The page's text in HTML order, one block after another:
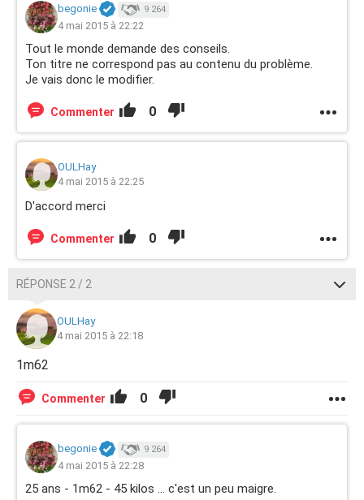
begonie 9 264
4 mai 2015 à 22:22
Tout le monde demande des conseils.
Ton titre ne correspond pas au contenu du problème.
Je vais donc le modifier.
Commenter 0
OULHay
4 mai 2015 à 22:25
D'accord merci
Commenter 0
RÉPONSE 2 / 2
OULHay
4 mai 2015 à 22:18
1m62
Commenter 0
begonie 9 264
4 mai 2015 à 22:28
25 ans - 1m62 - 45 kilos ... c'est un peu maigre.